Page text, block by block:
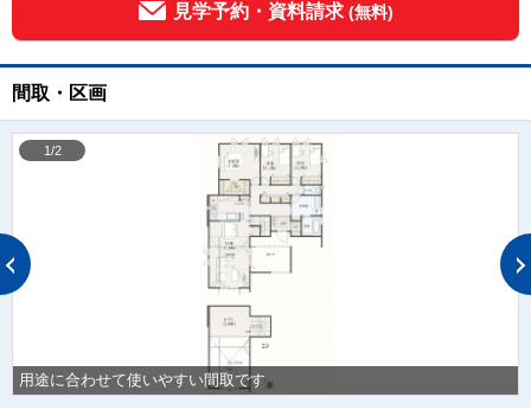
見学予約・資料請求 (無料)
間取・区画
用途に合わせて使いやすい間取です
1/2